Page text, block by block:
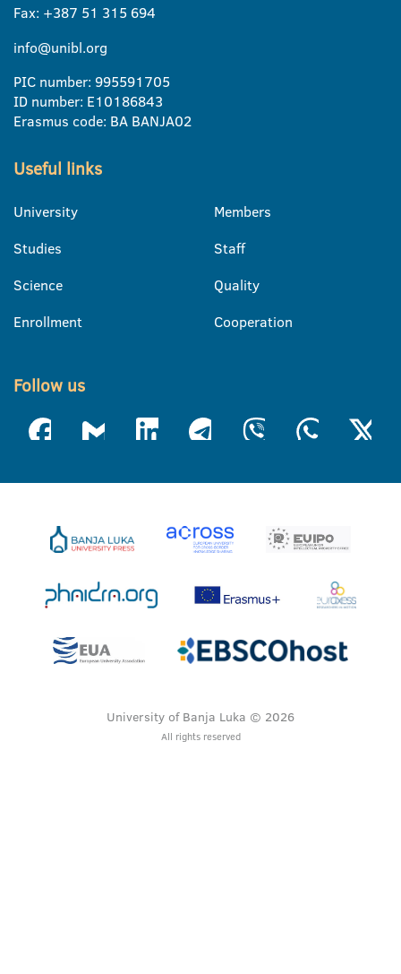
Fax: +387 51 315 694
info@unibl.org
PIC number: 995591705
ID number: E10186843
Erasmus code: BA BANJA02
Useful links
University
Studies
Science
Enrollment
Members
Staff
Quality
Cooperation
Follow us
University of Banja Luka © 2026
All rights reserved